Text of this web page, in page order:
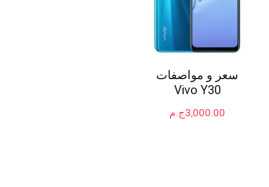
سعر و مواصفات
Vivo Y30
ج.م3,000.00